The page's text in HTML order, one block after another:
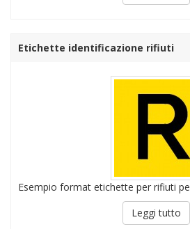
Etichette identificazione rifiuti
Esempio format etichette per rifiuti
Leggi tutto